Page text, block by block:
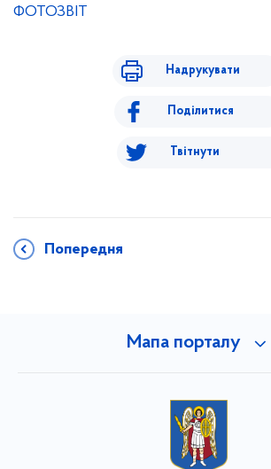
ФОТОЗВІТ
Надрукувати
Поділитися
Твітнути
Попередня
Мапа порталу